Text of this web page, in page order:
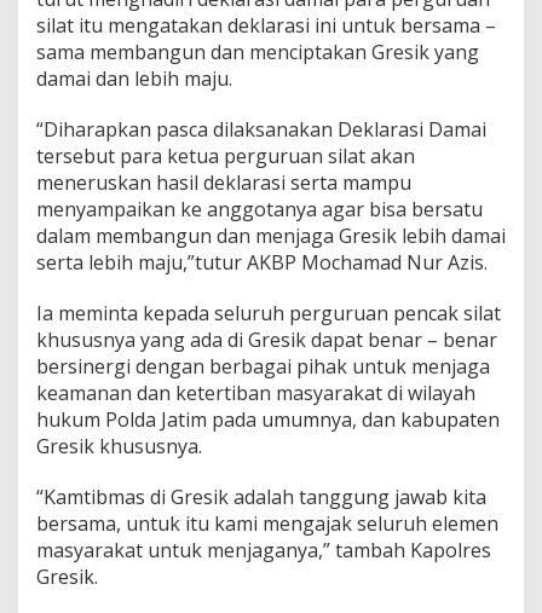
silat itu mengatakan deklarasi ini untuk bersama –
sama membangun dan menciptakan Gresik yang
damai dan lebih maju.
“Diharapkan pasca dilaksanakan Deklarasi Damai
tersebut para ketua perguruan silat akan
meneruskan hasil deklarasi serta mampu
menyampaikan ke anggotanya agar bisa bersatu
dalam membangun dan menjaga Gresik lebih damai
serta lebih maju,”tutur AKBP Mochamad Nur Azis.
Ia meminta kepada seluruh perguruan pencak silat
khususnya yang ada di Gresik dapat benar – benar
bersinergi dengan berbagai pihak untuk menjaga
keamanan dan ketertiban masyarakat di wilayah
hukum Polda Jatim pada umumnya, dan kabupaten
Gresik khususnya.
“Kamtibmas di Gresik adalah tanggung jawab kita
bersama, untuk itu kami mengajak seluruh elemen
masyarakat untuk menjaganya,” tambah Kapolres
Gresik.